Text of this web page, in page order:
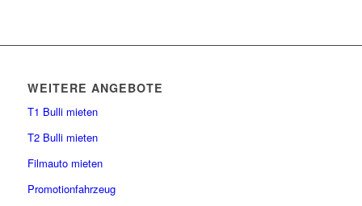
WEITERE ANGEBOTE
T1 Bulli mieten
T2 Bulli mieten
Filmauto mieten
Promotionfahrzeug